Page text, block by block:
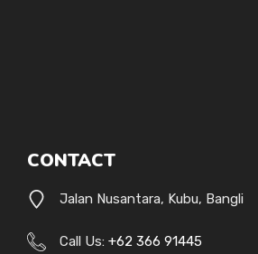
CONTACT
Jalan Nusantara, Kubu, Bangli
Call Us: +62 366 91445